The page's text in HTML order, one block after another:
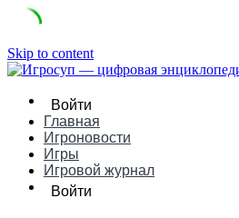
Skip to content
Войти
Главная
Игроновости
Игры
Игровой журнал
Войти